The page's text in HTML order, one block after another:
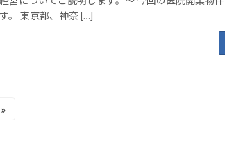
。 東京都、神奈 […]
»